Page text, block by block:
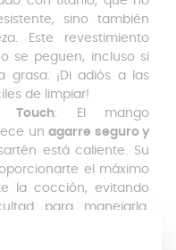
sino también
Este revestimiento
se peguen, incluso si
¡Di adiós a las
de limpiar!
Touch: El mango
un agarre seguro y
está caliente. Su
el máximo
la cocción, evitando
para manejarla.